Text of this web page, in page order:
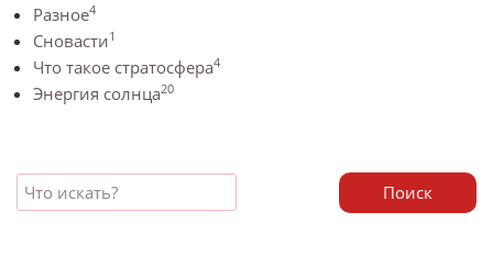
Разное4
Сновасти1
Что такое стратосфера4
Энергия солнца20
Поиск